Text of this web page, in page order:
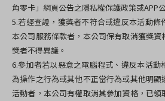
角零卡」網頁公告之隱私權保護政策或APP
5.若經查證，獲獎者不符合或違反本活動條
本公司服務條款者，本公司保有取消獲獎
獎者不得異議。
6.參加者若以惡意之電腦程式、違反本活動
為操作之行為或其他不正當行為或其他明
活動者，本公司有權取消其參加資格，已